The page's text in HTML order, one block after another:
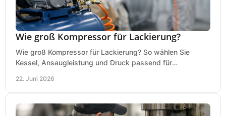
Wie groß Kompressor für Lackierung?
Wie groß Kompressor für Lackierung? So wählen Sie
Kessel, Ansaugleistung und Druck passend für
22. Juni 2026